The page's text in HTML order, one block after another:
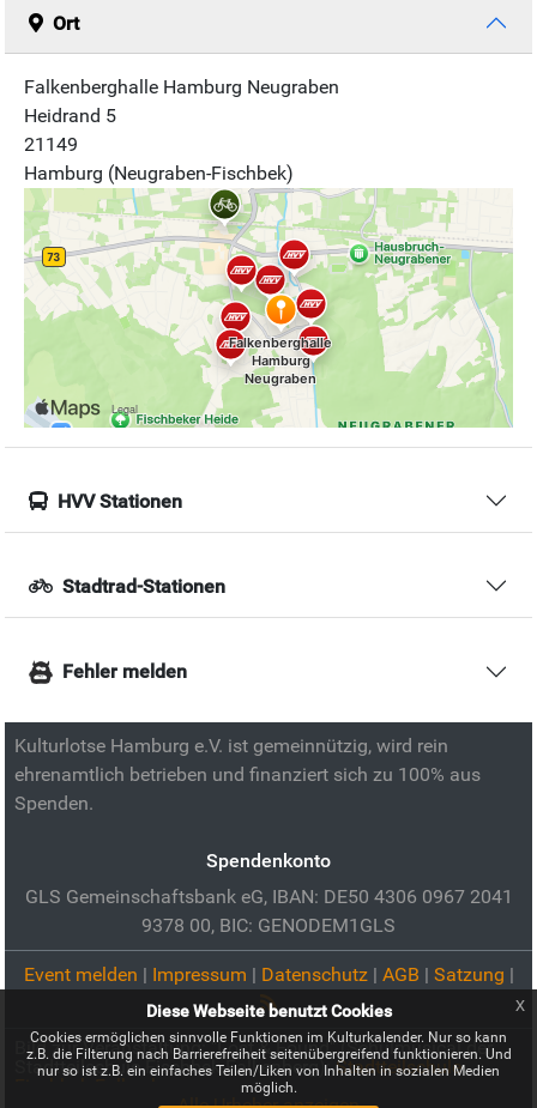
Ort
Falkenberghalle Hamburg Neugraben
Heidrand 5
21149
Hamburg (Neugraben-Fischbek)
HVV Stationen
Stadtrad-Stationen
Fehler melden
Kulturlotse Hamburg e.V. ist gemeinnützig, wird rein
ehrenamtlich betrieben und finanziert sich zu 100% aus
Spenden.
Spendenkonto
GLS Gemeinschaftsbank eG, IBAN: DE50 4306 0967 2041
9378 00, BIC: GENODEM1GLS
Event melden | Impressum | Datenschutz| AGB | Satzung |
Bild zur Veranstaltung:"Lost & Found" (Schulmusical der
Stadtteilschule Fischbek-Falkenberg):Stadtteilschule
Diese Webseite benutzt Cookies
Cookies ermöglichen sinnvolle Funktionen im Kulturkalender. Nur so kann
z.B. die Filterung nach Barrierefreiheit seitenübergreifend funktionieren. Und
nur so ist z.B. ein einfaches Teilen/Liken von Inhalten in sozialen Medien
möglich.
x